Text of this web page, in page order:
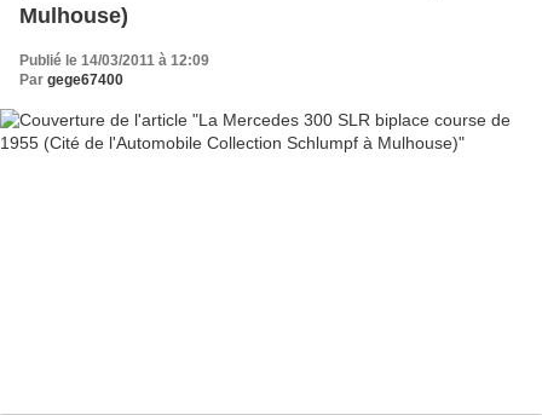
Mulhouse)
Publié le 14/03/2011 à 12:09
Par gege67400